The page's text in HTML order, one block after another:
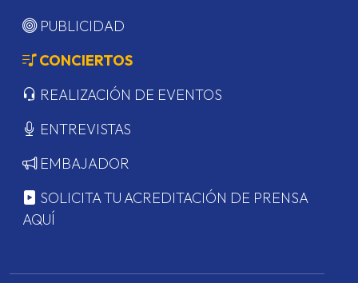
PUBLICIDAD
CONCIERTOS
REALIZACIÓN DE EVENTOS
ENTREVISTAS
EMBAJADOR
SOLICITA TU ACREDITACIÓN DE PRENSA
AQUÍ